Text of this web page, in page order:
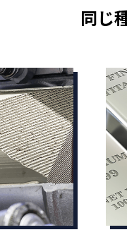
同じ